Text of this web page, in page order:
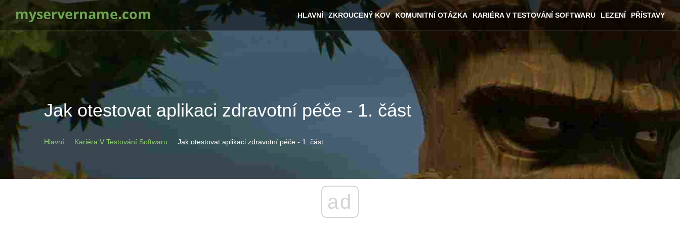
myservername.com HLAVNÍ ZKROUCENÝ KOV KOMUNITNÍ OTÁZKA KARIÉRA V TESTOVÁNÍ SOFTWARU LEZENÍ PŘÍSTAVY
Jak otestovat aplikaci zdravotní péče - 1. část
Hlavní Kariéra V Testování Softwaru Jak otestovat aplikaci zdravotní péče - 1. část
ad